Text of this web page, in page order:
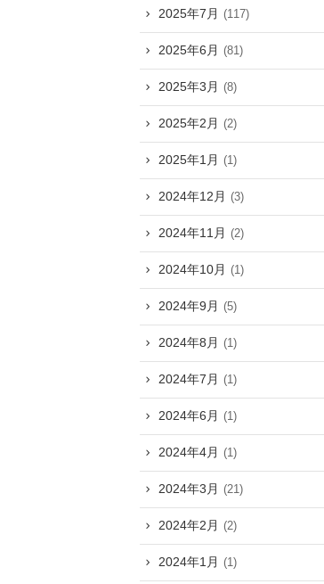
2025年7月 (117)
2025年6月 (81)
2025年3月 (8)
2025年2月 (2)
2025年1月 (1)
2024年12月 (3)
2024年11月 (2)
2024年10月 (1)
2024年9月 (5)
2024年8月 (1)
2024年7月 (1)
2024年6月 (1)
2024年4月 (1)
2024年3月 (21)
2024年2月 (2)
2024年1月 (1)